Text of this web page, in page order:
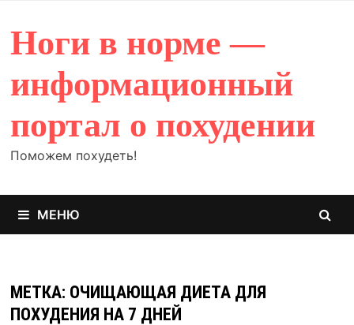
содержимому
Ноги в норме —
информационный
портал о похудении
Поможем похудеть!
МЕНЮ
МЕТКА: ОЧИЩАЮЩАЯ ДИЕТА ДЛЯ
ПОХУДЕНИЯ НА 7 ДНЕЙ